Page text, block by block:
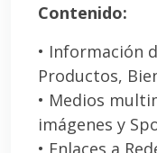
Contenido:
• Información
Productos,
• Medios
imágenes y
• Enlaces a